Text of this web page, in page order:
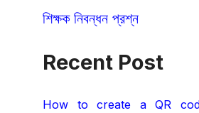
শিক্ষক নিবন্ধন প্রশ্ন
Recent Post
How to create a QR